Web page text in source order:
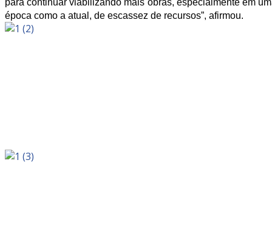
para continuar viabilizando mais obras, especialmente em
época como a atual, de escassez de recursos”, afirmou.